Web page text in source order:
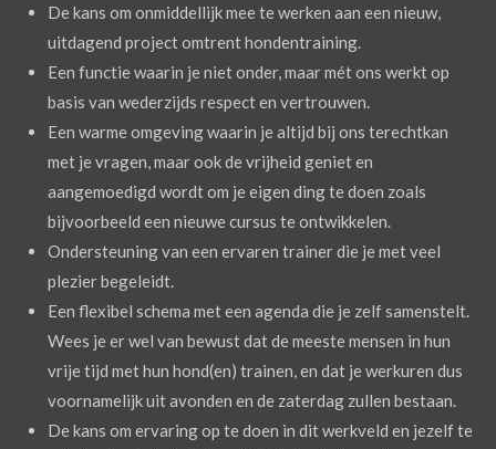
De kans om onmiddellijk mee te werken aan een nieuw,
uitdagend project omtrent hondentraining.
Een functie waarin je niet onder, maar mét ons werkt op
basis van wederzijds respect en vertrouwen.
Een warme omgeving waarin je altijd bij ons terechtkan
met je vragen, maar ook de vrijheid geniet en
aangemoedigd wordt om je eigen ding te doen zoals
bijvoorbeeld een nieuwe cursus te ontwikkelen.
Ondersteuning van een ervaren trainer die je met veel
plezier begeleidt.
Een flexibel schema met een agenda die je zelf samenstelt.
Wees je er wel van bewust dat de meeste mensen in hun
vrije tijd met hun hond(en) trainen, en dat je werkuren dus
voornamelijk uit avonden en de zaterdag zullen bestaan.
De kans om ervaring op te doen in dit werkveld en jezelf te